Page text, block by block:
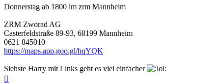
Donnerstag ab 1800 im zrm Mannheim
ZRM Zworad AG
Casterfeldstraße 89-93, 68199 Mannheim
0621 845010
https://maps.app.goo.gl/hqYQK
Siehste Harry mit Links geht es viel einfacher